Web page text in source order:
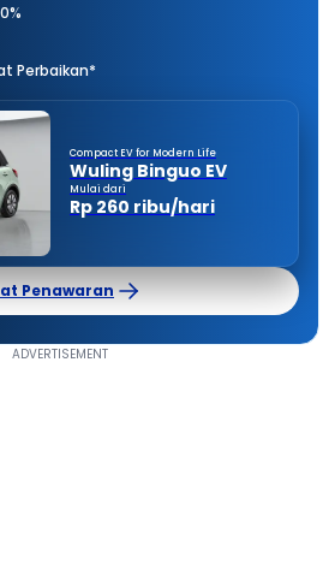
Perbaikan*
Compact EV for Modern Life
Wuling Binguo EV
Mulai dari
Rp 260 ribu/hari
Penawaran